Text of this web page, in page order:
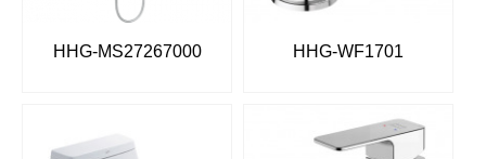
HHG-MS27267000 HHG-WF1701